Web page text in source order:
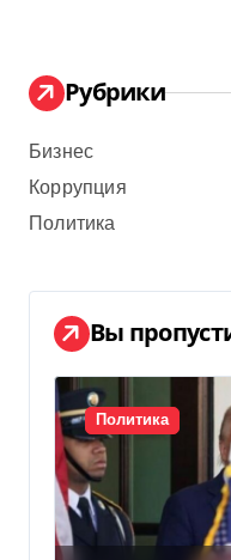
Рубрики
Бизнес
Коррупция
Политика
Вы
Политика